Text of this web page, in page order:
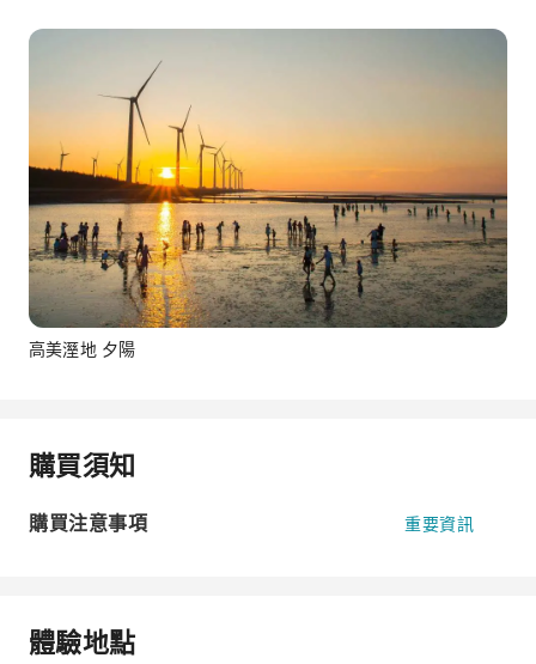
高美溼地 夕陽
購買須知
購買注意事項 重要資訊
體驗地點